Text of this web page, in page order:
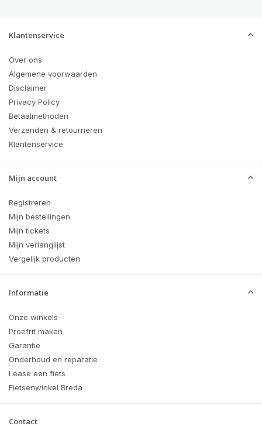
Klantenservice
Over ons
Algemene voorwaarden
Disclaimer
Privacy Policy
Betaalmethoden
Verzenden & retourneren
Klantenservice
Mijn account
Registreren
Mijn bestellingen
Mijn tickets
Mijn verlanglijst
Vergelijk producten
Informatie
Onze winkels
Proefrit maken
Garantie
Onderhoud en reparatie
Lease een fiets
Fietsenwinkel Breda
Contact